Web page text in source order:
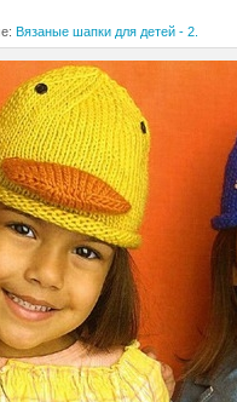
Вязаные шапки для детей - 2.